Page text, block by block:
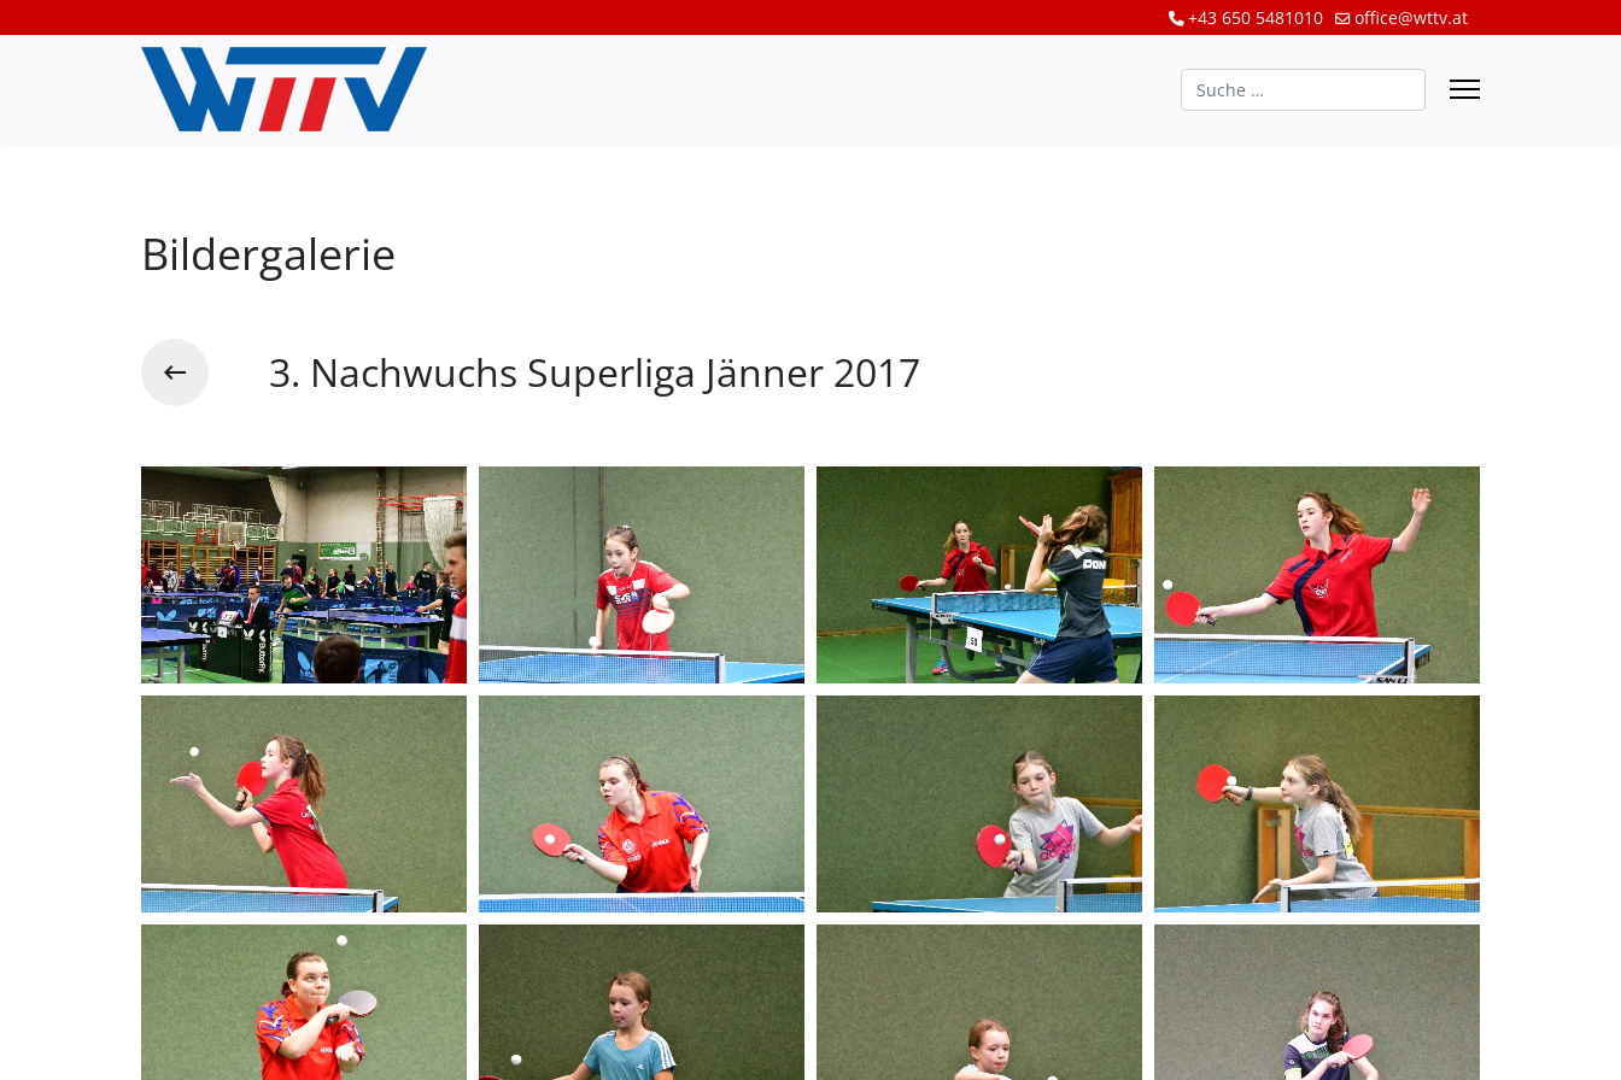
+43 650 5481010 office@wttv.at
Suchen
Bildergalerie
3. Nachwuchs Superliga Jänner 2017